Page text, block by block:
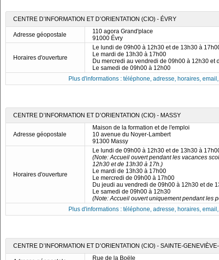
CENTRE D’INFORMATION ET D’ORIENTATION (CIO) - ÉVRY
Adresse géopostale
110 agora Grand'place
91000 Évry
Horaires d'ouverture
Le lundi de 09h00 à 12h30 et de 13h30 à
Le mardi de 13h30 à 17h00
Du mercredi au vendredi de 09h00 à 12h30 et
Le samedi de 09h00 à 12h00
Plus d'informations : téléphone, adresse, horaires,
CENTRE D’INFORMATION ET D’ORIENTATION (CIO) - MASSY
Adresse géopostale
Maison de la formation et de l'emploi
10 avenue du Noyer-Lambert
91300 Massy
Horaires d'ouverture
Le lundi de 09h00 à 12h30 et de 13h30 à
(Note: Accueil ouvert pendant les vacances
12h30 et de 13h30 à 17h.)
Le mardi de 13h30 à 17h00
Le mercredi de 09h00 à 17h00
Du jeudi au vendredi de 09h00 à 12h30 et de
Le samedi de 09h00 à 12h30
(Note: Accueil ouvert uniquement pendant les
Plus d'informations : téléphone, adresse, horaires,
CENTRE D’INFORMATION ET D’ORIENTATION (CIO) - SAINTE-
Rue de la Boële